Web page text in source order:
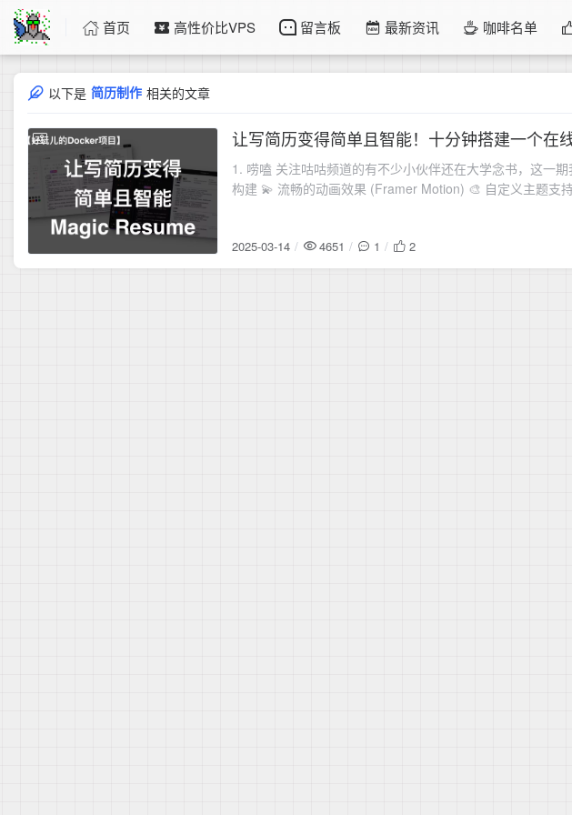
首页 高性价比VPS 留言板 最新资讯 咖啡名单
以下是 简历制作 相关的文章
2025-03-14
让写简历变得简单且智能！十分钟搭建一个
1. 唠嗑 关注咕咕频道的有不少小伙伴还在大学念书，这一
构建 💫 流畅的动画效果 (Framer Motion) 🎨 自定义主题支
2025-03-14 4651 1 2